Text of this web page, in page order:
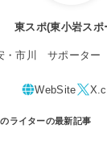
東スポ(東小岩スポ
・市川 サポーター